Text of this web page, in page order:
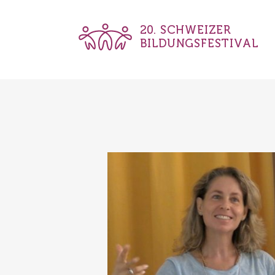
20. SCHWEIZER
BILDUNGSFESTIVAL